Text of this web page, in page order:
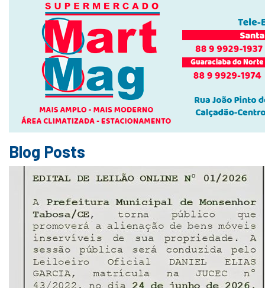
Blog Posts